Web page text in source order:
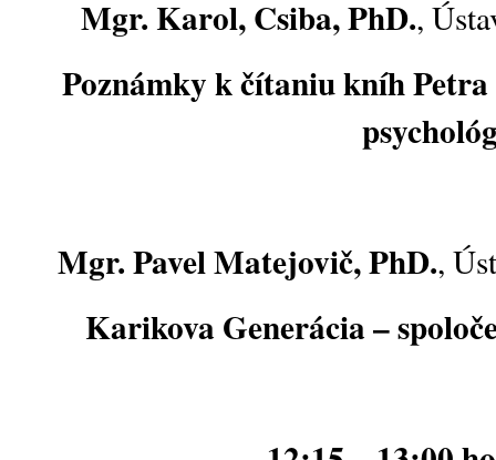
Mgr. Karol, Csiba, PhD.,
Poznámky k čítaniu kníh
Mgr. Pavel Matejovič, PhD.,
Karikova Generácia –